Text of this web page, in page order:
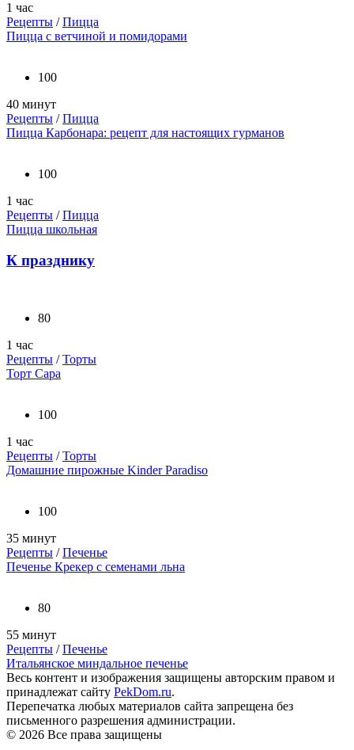
1 час
Рецепты /Пицца
Пицца с ветчиной и помидорами
100
40 минут
Рецепты /Пицца
Пицца Карбонара: рецепт для настоящих гурманов
100
1 час
Рецепты /Пицца
Пицца школьная
К празднику
80
1 час
Рецепты /Торты
Торт Сара
100
1 час
Рецепты /Торты
Домашние пирожные Kinder Paradiso
100
35 минут
Рецепты /Печенье
Печенье Крекер с семенами льна
80
55 минут
Рецепты /Печенье
Итальянское миндальное печенье
Весь контент и изображения защищены авторским правом и
принадлежат сайту PekDom.ru.
Перепечатка любых материалов сайта запрещена без
письменного разрешения администрации.
© 2026 Все права защищены